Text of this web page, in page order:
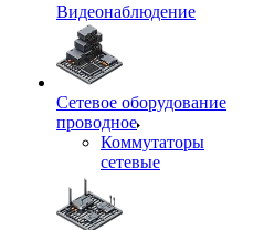
Видеонаблюдение
Сетевое оборудование
проводное
Коммутаторы
сетевые